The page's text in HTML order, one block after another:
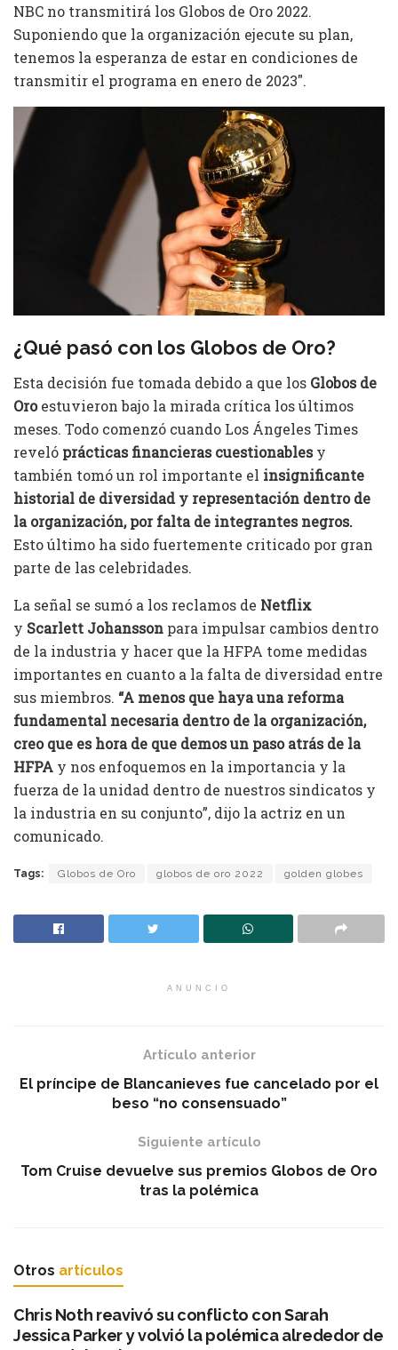
NBC no transmitirá los Globos de Oro 2022.
Suponiendo que la organización ejecute su plan,
tenemos la esperanza de estar en condiciones de
transmitir el programa en enero de 2023″.
¿Qué pasó con los Globos de Oro?
Esta decisión fue tomada debido a que los Globos de
Oroestuvieron bajo la mirada crítica los últimos
meses. Todo comenzó cuando Los Ángeles Times
reveló prácticas financieras cuestionablesy
también tomó un rol importante el insignificante
historial de diversidad y representación dentro de
la organización, por falta de integrantes negros.
Esto último ha sido fuertemente criticado por gran
parte de las celebridades.
La señal se sumó a los reclamos de Netflix
y Scarlett Johansson para impulsar cambios dentro
de la industria y hacer que la HFPA tome medidas
importantes en cuanto a la falta de diversidad entre
sus miembros. “A menos que haya una reforma
fundamental necesaria dentro de la organización,
creo que es hora de que demos un paso atrás de la
HFPA y nos enfoquemos en la importancia y la
fuerza de la unidad dentro de nuestros sindicatos y
la industria en su conjunto”, dijo la actriz en un
comunicado.
Tags: Globos de Oro globos de oro 2022 golden globes
ANUNCIO
Artículo anterior
El príncipe de Blancanieves fue cancelado por el
beso “no consensuado”
Siguiente artículo
Tom Cruise devuelve sus premios Globos de Oro
tras la polémica
Otros artículos
Chris Noth reavivó su conflicto con Sarah
Jessica Parker y volvió la polémica alrededor de